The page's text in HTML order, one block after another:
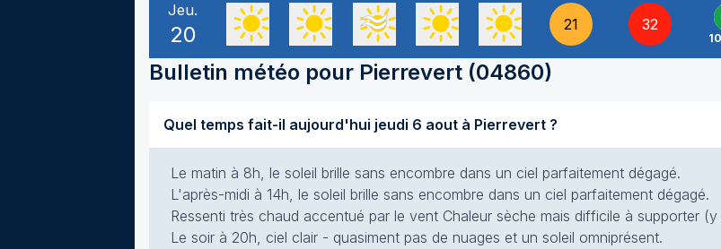
Jeu.
20 21 32
Bulletin météo pour Pierrevert (04860)
Quel temps fait-il aujourd'hui jeudi 6 aout à Pierrevert ?
Le matin à 8h, le soleil brille sans encombre dans un ciel parfaitement dégagé.
L'après-midi à 14h, le soleil brille sans encombre dans un ciel parfaitement dégagé.
Ressenti très chaud accentué par le vent Chaleur sèche mais difficile à supporter (y
Le soir à 20h, ciel clair - quasiment pas de nuages et un soleil omniprésent.